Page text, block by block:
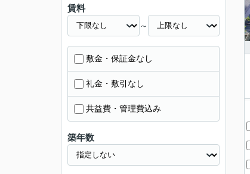
賃料
～
敷金・保証金なし
礼金・敷引なし
共益費・管理費込み
築年数